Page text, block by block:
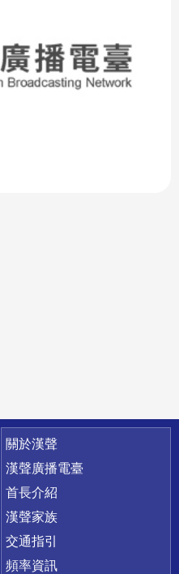
關於漢聲
漢聲廣播電臺
首長介紹
漢聲家族
交通指引
頻率資訊